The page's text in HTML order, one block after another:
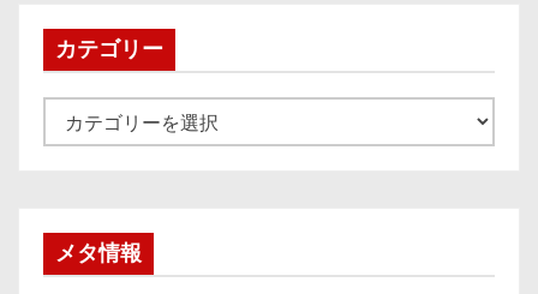
ブカテゴリー
テ
メタ情報